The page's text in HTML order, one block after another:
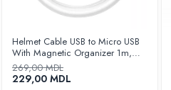
Helmet Cable USB to Micro USB
With Magnetic Organizer 1m,
White
269,00 MDL
229,00 MDL